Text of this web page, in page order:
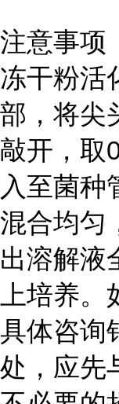
注意事项
冻干粉活
部，将尖
敲开，取
入至菌种
混合均匀
出溶解液
上培养
具体咨询
处，应先